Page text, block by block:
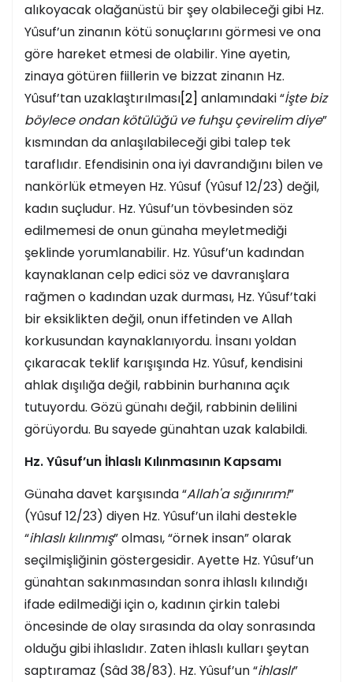
alıkoyacak olağanüstü bir şey olabileceği gibi Hz.
Yûsuf’un zinanın kötü sonuçlarını görmesi ve ona
göre hareket etmesi de olabilir. Yine ayetin,
zinaya götüren fiillerin ve bizzat zinanın Hz.
Yûsuf’tan uzaklaştırılması[2] anlamındaki “İşte biz
böylece ondan kötülüğü ve fuhşu çevirelim diye”
kısmından da anlaşılabileceği gibi talep tek
taraflıdır. Efendisinin ona iyi davrandığını bilen ve
nankörlük etmeyen Hz. Yûsuf (Yûsuf 12/23) değil,
kadın suçludur. Hz. Yûsuf’un tövbesinden söz
edilmemesi de onun günaha meyletmediği
şeklinde yorumlanabilir. Hz. Yûsuf’un kadından
kaynaklanan celp edici söz ve davranışlara
rağmen o kadından uzak durması, Hz. Yûsuf’taki
bir eksiklikten değil, onun iffetinden ve Allah
korkusundan kaynaklanıyordu. İnsanı yoldan
çıkaracak teklif karışışında Hz. Yûsuf, kendisini
ahlak dışılığa değil, rabbinin burhanına açık
tutuyordu. Gözü günahı değil, rabbinin delilini
görüyordu. Bu sayede günahtan uzak kalabildi.
Hz. Yûsuf’un İhlaslı Kılınmasının Kapsamı
Günaha davet karşısında “Allah'a sığınırım!”
(Yûsuf 12/23) diyen Hz. Yûsuf’un ilahi destekle
“ihlaslı kılınmış” olması, “örnek insan” olarak
seçilmişliğinin göstergesidir. Ayette Hz. Yûsuf’un
günahtan sakınmasından sonra ihlaslı kılındığı
ifade edilmediği için o, kadının çirkin talebi
öncesinde de olay sırasında da olay sonrasında
olduğu gibi ihlaslıdır. Zaten ihlaslı kulları şeytan
saptıramaz (Sâd 38/83). Hz. Yûsuf’un “ihlaslı”